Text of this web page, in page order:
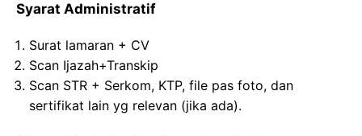
Syarat Administratif
Surat lamaran + CV
Scan Ijazah+Transkip
Scan STR + Serkom, KTP, file pas foto, dan
sertifikat lain yg relevan (jika ada).